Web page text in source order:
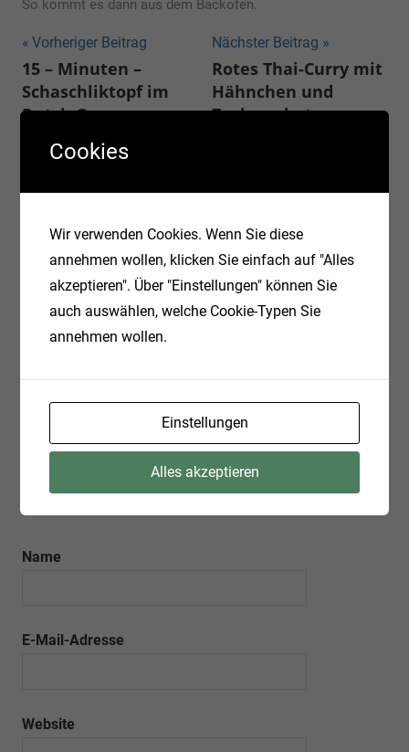
So kommt es dann aus dem Backofen.
Beitragsnavigation
Vorheriger Beitrag
15 – Minuten –
Schaschliktopf im
Dutch Oven
Nächster Beitrag
Rotes Thai-Curry mit
Hähnchen und
Zuckerschoten
SCHREIBE EINEN KOMMENTAR
Erforderliche Felder sind mit *markiert
Kommentar*
Name
E-Mail-Adresse
Website
Cookies
Wir verwenden Cookies. Wenn Sie diese
annehmen wollen, klicken Sie einfach auf "Alles
akzeptieren". Über "Einstellungen" können Sie
auch auswählen, welche Cookie-Typen Sie
annehmen wollen.
Einstellungen
Alles akzeptieren